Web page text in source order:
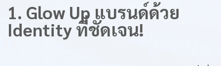
1. Glow Up แบรนด์ด้วย
Identity ที่ชัดเจน!